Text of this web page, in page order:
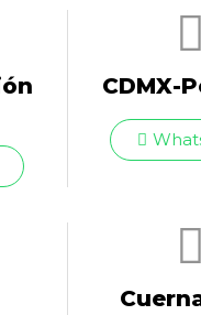
CDMX-